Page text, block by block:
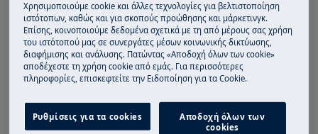
ΠΡΟΣΟΧΗ!ΚΙΝΔΥΝΟΣ ΤΡΑΥΜΑΤΙΣΜΟΥ
Χρησιμοποιούμε cookie και άλλες τεχνολογίες για βελτιστοποίηση
ιστότοπων, καθώς και για σκοπούς προώθησης και μάρκετινγκ.
Επίσης, κοινοποιούμε δεδομένα σχετικά με τη από μέρους σας χρήση
του ιστότοπού μας σε συνεργάτες μέσων κοινωνικής δικτύωσης,
διαφήμισης και ανάλυσης. Πατώντας «Αποδοχή όλων των cookie»
αποδέχεστε τη χρήση cookie από εμάς. Για περισσότερες
πληροφορίες, επισκεφτείτε την Ειδοποίηση για τα Cookie.
Ρυθμίσεις για τα cookies
Αποδοχή όλων των
cookies